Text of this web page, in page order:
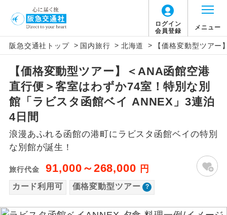
ログイン
会員登録
メニュー
阪急交通社トップ > 国内旅行 > 北海道 > 【価格変動型ツア
【価格変動型ツアー】＜ANA函館空港
直行便＞客室はわずか74室！特別な別
館「ラビスタ函館ベイ ANNEX」3連泊
4日間
浪漫あふれる函館の港町にラビスタ函館ベイの特別
な別館が誕生！
旅行代金 91,000～268,000 円
カード利用可 価格変動型ツアー
アイコン 説明
添乗員同行
往路出発空港（駅）から復路到着空港
（駅）まで同行します。
現地添乗員同
行
バスガイド乗
新コース 初登場のコースです。
ユネスコに登録されている文化遺産や自
「価格変動型ツアー」に関するご案内
価格変動型ツアーとは
航空会社が設定する「個人包括旅行運
賃」を利用したツアーです。
お申し込み時期・ご利用便の空席状況に
よって料金が変動いたします。
以下の注意事項をあらかじめご了承いただき
ますようお願いいたします。